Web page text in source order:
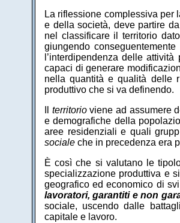
La riflessione complessiva per
e della società, deve partire
nel classificare il territorio
giungendo
l’interdipendenza delle
capaci di generare
nella quantità e qualità delle
produttivo che si va definendo.
territorioviene ad assumere
e demografiche della
aree residenziali e quali
sociale che in precedenza era
È così che si valutano le
specializzazione produttiva e
geografico ed economico di
lavoratori, garantiti e non
sociale, uscendo dalle
capitale e lavoro.